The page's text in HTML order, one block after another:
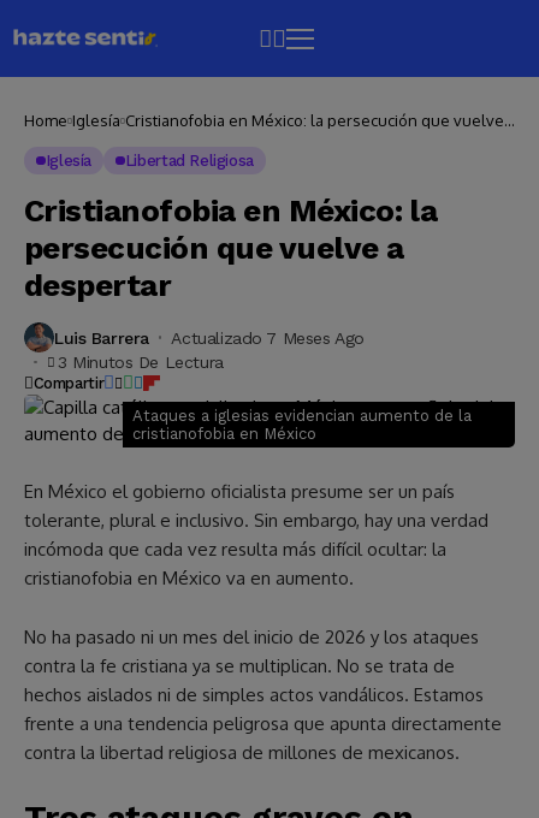
Home Iglesía Cristianofobia en México: la persecución que vuelve
Iglesía Libertad Religiosa
Cristianofobia en México: la
persecución que vuelve a
despertar
Luis Barrera
Actualizado 7 Meses Ago
3 Minutos De Lectura
Compartir
Ataques a iglesias evidencian aumento de la
cristianofobia en México
En México el gobierno oficialista presume ser un país
tolerante, plural e inclusivo. Sin embargo, hay una verdad
incómoda que cada vez resulta más difícil ocultar: la
cristianofobia en México va en aumento.
No ha pasado ni un mes del inicio de 2026 y los ataques
contra la fe cristiana ya se multiplican. No se trata de
hechos aislados ni de simples actos vandálicos. Estamos
frente a una tendencia peligrosa que apunta directamente
contra la libertad religiosa de millones de mexicanos.